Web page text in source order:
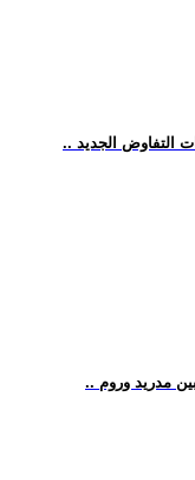
التفاوض الجديد
مدريد وروم